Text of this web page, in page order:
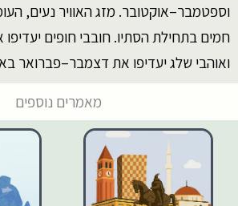
וספטמבר–אוקטובר. מזג האוויר נעים,
חמים בתחילת הסתיו. חובבי חופים יעדיפו
ואוהבי שלג יעדיפו את דצמבר–פברואר
מאמרים נוספים